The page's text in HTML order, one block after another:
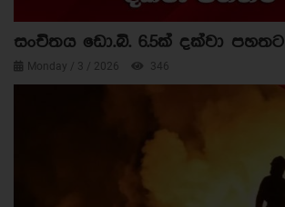
සංචිතය ඩො.බි. 6.5ක් දක්වා පහතට
Monday / 3 / 2026 346